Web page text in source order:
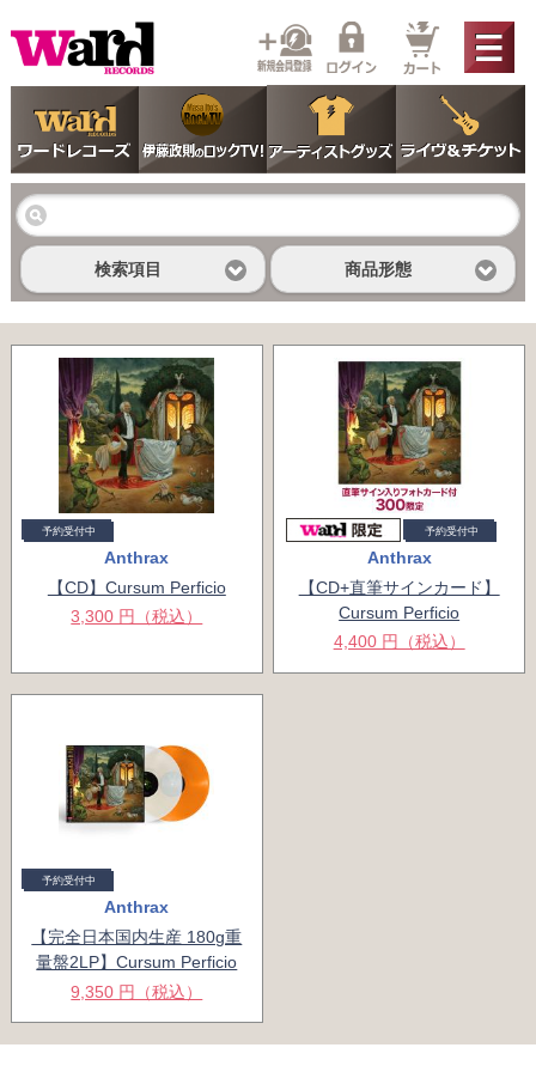
検索項目 商品形態
予約受付中
Anthrax
【CD】Cursum Perficio
3,300 円（税込）
予約受付中
Anthrax
【CD+直筆サインカード】
Cursum Perficio
4,400 円（税込）
予約受付中
Anthrax
【完全日本国内生産 180g重
量盤2LP】Cursum Perficio
9,350 円（税込）